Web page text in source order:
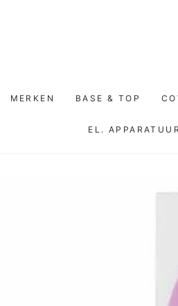
MERKEN BASE & TOP
EL. APPARATUUR